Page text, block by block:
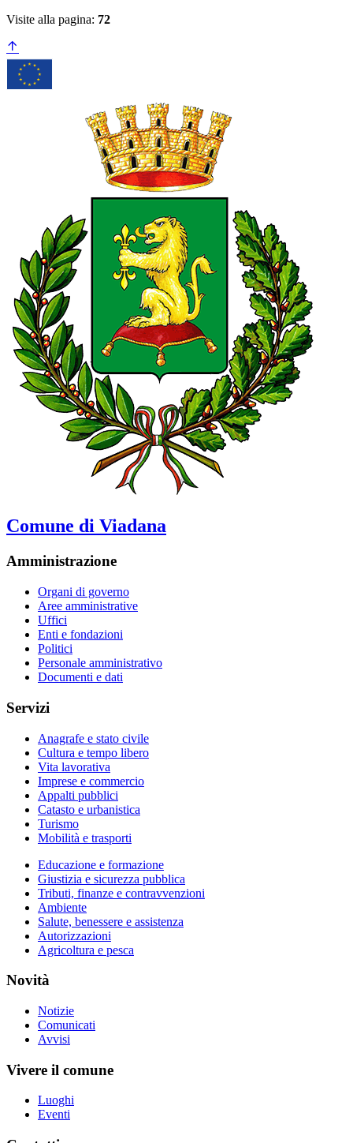
Visite alla pagina: 72
Comune di Viadana
Amministrazione
Organi di governo
Aree amministrative
Uffici
Enti e fondazioni
Politici
Personale amministrativo
Documenti e dati
Servizi
Anagrafe e stato civile
Cultura e tempo libero
Vita lavorativa
Imprese e commercio
Appalti pubblici
Catasto e urbanistica
Turismo
Mobilità e trasporti
Educazione e formazione
Giustizia e sicurezza pubblica
Tributi, finanze e contravvenzioni
Ambiente
Salute, benessere e assistenza
Autorizzazioni
Agricoltura e pesca
Novità
Notizie
Comunicati
Avvisi
Vivere il comune
Luoghi
Eventi